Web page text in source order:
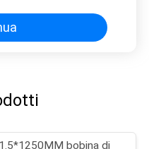
1.5*1250MM bobina di